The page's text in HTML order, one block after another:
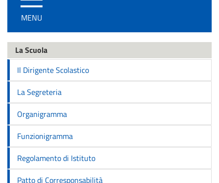
/
disattiva
navigazione
MENU
La Scuola
Il Dirigente Scolastico
La Segreteria
Organigramma
Funzionigramma
Regolamento di Istituto
Patto di Corresponsabilità